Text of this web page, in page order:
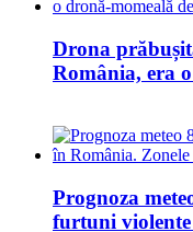
Drona
România, era
Prognoza
furtuni